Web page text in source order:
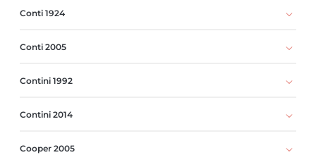
Conti 1924
Conti 2005
Contini 1992
Contini 2014
Cooper 2005